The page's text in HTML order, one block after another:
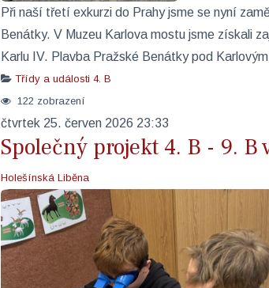
​​Při naší třetí exkurzi do Prahy jsme se nyní
Benátky. V Muzeu Karlova mostu jsme získali
Karlu IV. Plavba Pražské Benátky pod
Třídy a události 4. B
122 zobrazení
čtvrtek 25. červen 2026 23:33
Společný projekt 4. B - 9. B
Holešínská Liběna